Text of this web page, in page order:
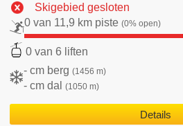
Skigebied gesloten
0 van 11,9 km piste (0% open)
0 van 6 liften
- cm berg (1456 m)
- cm dal (1050 m)
Details